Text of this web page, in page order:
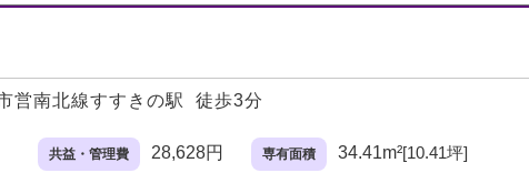
営南北線すすきの駅 徒歩3分
共益・管理費 28,628円 専有面積 34.41m²[10.41坪]